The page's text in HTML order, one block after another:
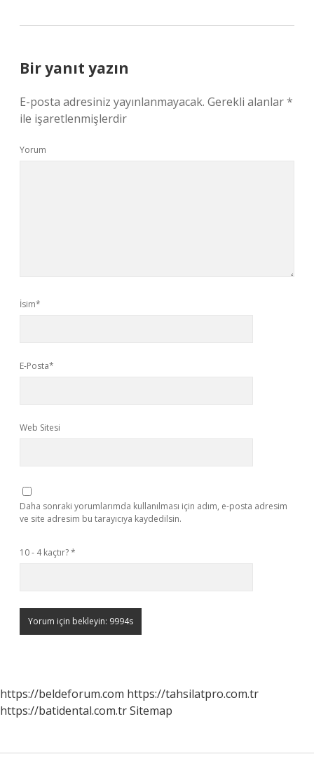
Bir yanıt yazın
E-posta adresiniz yayınlanmayacak. Gerekli alanlar*
ile işaretlenmişlerdir
Yorum
İsim*
E-Posta*
Web Sitesi
Daha sonraki yorumlarımda kullanılması için adım, e-posta adresim
ve site adresim bu tarayıcıya kaydedilsin.
10 - 4 kaçtır?*
https://beldeforum.com https://tahsilatpro.com.tr
https://batidental.com.trSitemap